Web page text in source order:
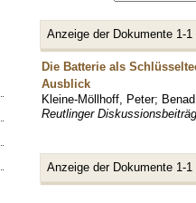
Anzeige der Dokumente 1-1
Die Batterie als
Ausblick
Kleine-Möllhoff, Peter;
Reutlinger
Anzeige der Dokumente 1-1